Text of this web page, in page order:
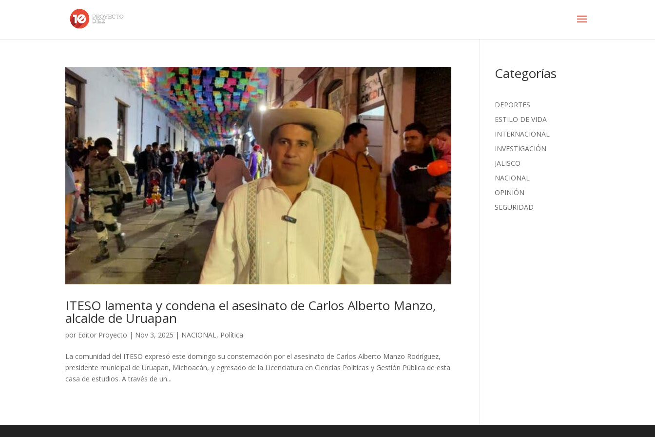
ITESO lamenta y condena el asesinato de Carlos Alberto Manzo,
alcalde de Uruapan
por Editor Proyecto | Nov 3, 2025 | NACIONAL, Política
La comunidad del ITESO expresó este domingo su consternación por el asesinato de Carlos Alberto Manzo Rodríguez,
presidente municipal de Uruapan, Michoacán, y egresado de la Licenciatura en Ciencias Políticas y Gestión Pública de esta
casa de estudios. A través de un...
Categorías
DEPORTES
ESTILO DE VIDA
INTERNACIONAL
INVESTIGACIÓN
JALISCO
NACIONAL
OPINIÓN
SEGURIDAD